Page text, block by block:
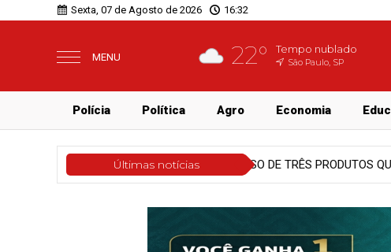
Sexta, 07 de Agosto de 2026 16:32
MENU 22° Tempo nublado
São Paulo, SP
Polícia Política Agro Economia
Últimas notícias
PRODUTOS QUE PROMETIAM EMAGRECIMENTO Agro PIB DO